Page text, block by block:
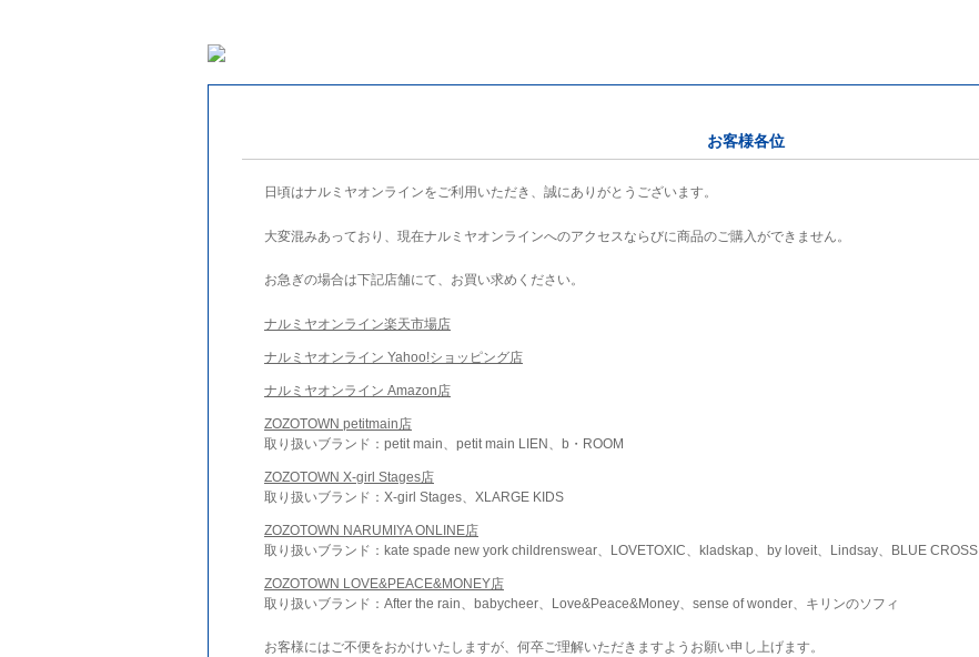
お客様各位
日頃はナルミヤオンラインをご利用いただき、誠にありがとうございます。
大変混みあっており、現在ナルミヤオンラインへのアクセスならびに商品のご購入ができません。
お急ぎの場合は下記店舗にて、お買い求めください。
ナルミヤオンライン楽天市場店
ナルミヤオンライン Yahoo!ショッピング店
ナルミヤオンライン Amazon店
ZOZOTOWN petitmain店
取り扱いブランド：petit main、petit main LIEN、b・ROOM
ZOZOTOWN X-girl Stages店
取り扱いブランド：X-girl Stages、XLARGE KIDS
ZOZOTOWN NARUMIYA ONLINE店
取り扱いブランド：kate spade new york childrenswear、LOVETOXIC、kladskap、by loveit、Lindsay、BLUE CROSS
ZOZOTOWN LOVE&PEACE&MONEY店
取り扱いブランド：After the rain、babycheer、Love&Peace&Money、sense of wonder、キリンのソフィ
お客様にはご不便をおかけいたしますが、何卒ご理解いただきますようお願い申し上げます。